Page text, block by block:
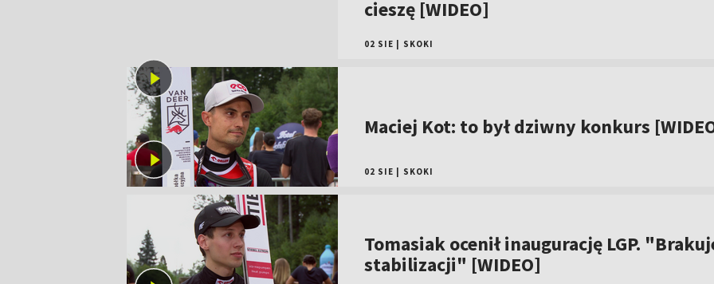
cieszę [WIDEO]
02 SIE SKOKI
Maciej Kot: to był dziwny konkurs
02 SIE SKOKI
Tomasiak ocenił inaugurację LGP.
stabilizacji" [WIDEO]